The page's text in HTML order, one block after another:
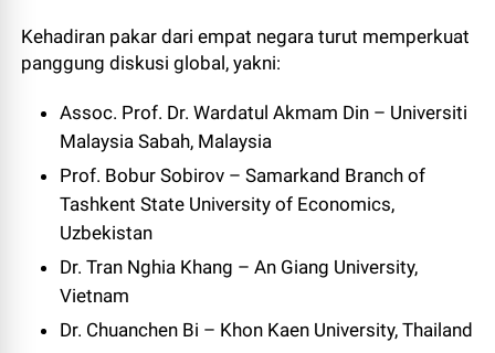
Kehadiran pakar dari empat negara turut memperkuat
panggung diskusi global, yakni:
Assoc. Prof. Dr. Wardatul Akmam Din – Universiti
Malaysia Sabah, Malaysia
Prof. Bobur Sobirov – Samarkand Branch of
Tashkent State University of Economics,
Uzbekistan
Dr. Tran Nghia Khang – An Giang University,
Vietnam
Dr. Chuanchen Bi – Khon Kaen University, Thailand